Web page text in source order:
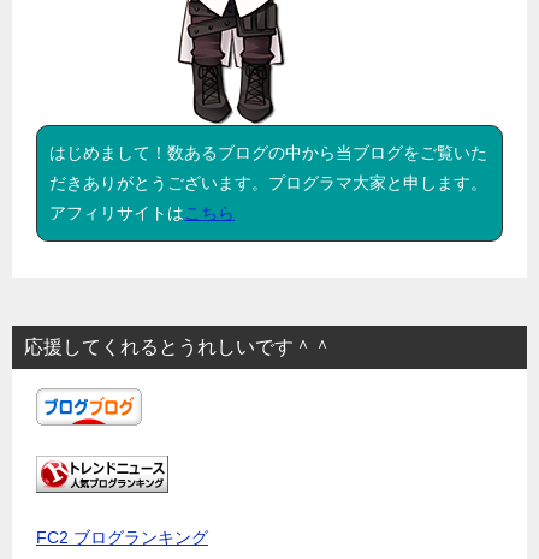
はじめまして！数あるブログの中から当ブログをご覧いた
だきありがとうございます。プログラマ大家と申します。
アフィリサイトは こちら
応援してくれるとうれしいです＾＾
FC2 ブログランキング